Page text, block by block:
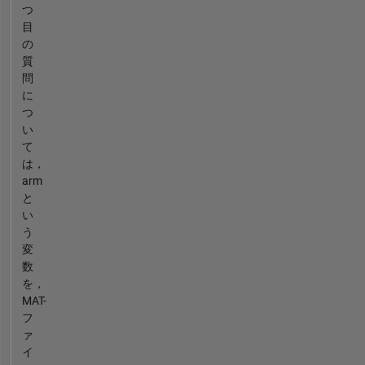
つ
目
の
質
問
に
つ
い
て
は，
arm
と
い
う
変
数
を，
MAT-
フ
ァ
イ